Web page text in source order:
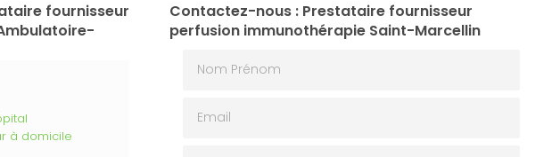
fournisseur
à domicile
Contactez-nous : Prestataire fournisseur
perfusion immunothérapie Saint-Marcellin